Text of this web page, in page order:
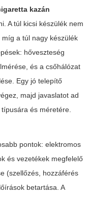
kazán
A túl kicsi készülék nem
a túl nagy készülék
hőveszteség
és a csőhálózat
Egy jó telepítő
majd javaslatot ad
típusára és méretére.
pontok: elektromos
és vezetékek megfelelő
(szellőzés, hozzáférés
betartása. A